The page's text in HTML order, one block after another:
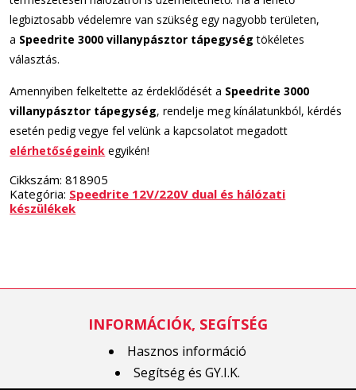
legbiztosabb védelemre van szükség egy nagyobb területen,
a Speedrite 3000 villanypásztor tápegység tökéletes
választás.
Amennyiben felkeltette az érdeklődését a Speedrite 3000
villanypásztor tápegység, rendelje meg kínálatunkból, kérdés
esetén pedig vegye fel velünk a kapcsolatot megadott
elérhetőségeink egyikén!
Cikkszám:818905
Kategória: Speedrite 12V/220V dual és hálózati
készülékek
INFORMÁCIÓK, SEGÍTSÉG
Hasznos információ
Segítség és GY.I.K.